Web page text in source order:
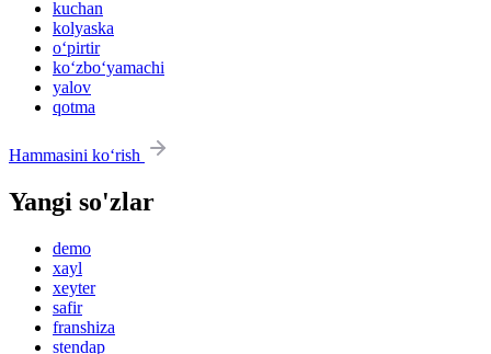
kuchan
kolyaska
o‘pirtir
ko‘zbo‘yamachi
yalov
qotma
Hammasini ko‘rish
Yangi so'zlar
demo
xayl
xeyter
safir
franshiza
stendap